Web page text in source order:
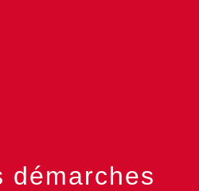
démarches